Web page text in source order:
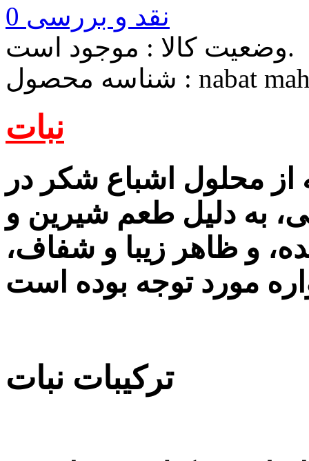
0 نقد و بررسی
وضعیت کالا :موجود است.
شناسه محصول : nabat
نبات
محلول اشباع شکر در
به دلیل طعم شیرین و
و ظاهر زیبا و شفاف،
مورد توجه بوده است
ترکیبات نبات